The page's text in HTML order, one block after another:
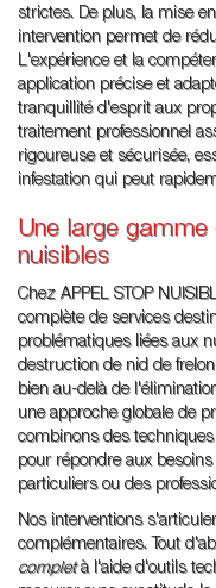
strictes. De plus, la mise
intervention permet de
L'expérience et la
application précise et
tranquillité d'esprit aux
traitement professionnel
rigoureuse et sécurisée,
infestation qui peut
Une large
nuisibles
Chez APPEL STOP
complète de services
problématiques liées aux
destruction de nid de
bien au-delà de
une approche globale de
combinons des
pour répondre aux
particuliers ou des
Nos interventions
complémentaires. Tout
completà l'aide d'outils